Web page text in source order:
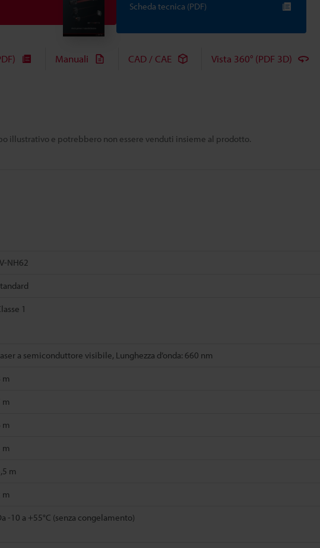
illustrativo e potrebbero non essere venduti insieme al prodotto.
Scheda tecnica (PDF)
Manuali CAD / CAE Vista 360° (PDF 3D)
NH62
1
a semiconduttore visibile, Lunghezza d’onda: 660 nm
m
m
m
m
m
m
-10 a +55°C (senza congelamento)